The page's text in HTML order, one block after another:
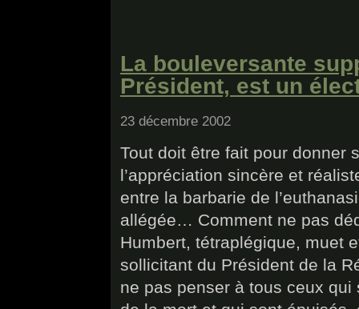
La bouleversante
Président, est un
23 décembre 2002
Tout doit être fait pour donner
l’appréciation sincère et
entre la barbarie de
allégée… Comment ne pas
Humbert, tétraplégique, muet
sollicitant du Président de la
ne pas penser à tous ceux